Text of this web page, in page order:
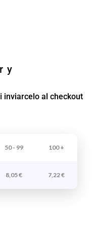
inviarcelo al checkout
50 - 99 100 +
8,05€ 7,22€